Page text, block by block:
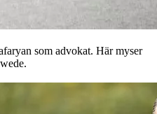
som advokat. Här myser